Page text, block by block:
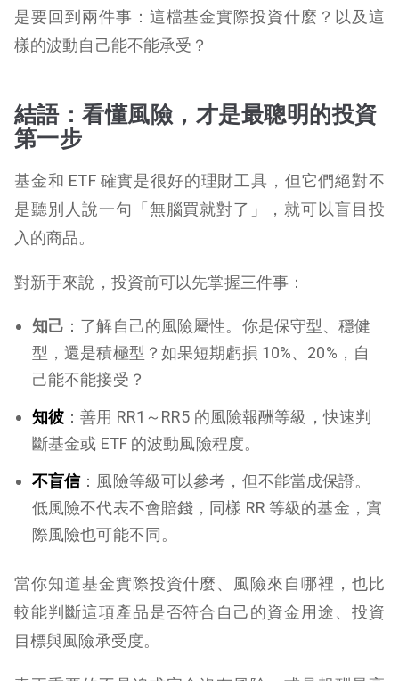
是要回到兩件事：這檔基金實際投資什麼？以及這
樣的波動自己能不能承受？
結語：看懂風險，才是最聰明的投資
第一步
基金和 ETF 確實是很好的理財工具，但它們絕對不
是聽別人說一句「無腦買就對了」，就可以盲目投
入的商品。
對新手來說，投資前可以先掌握三件事：
知己 ：了解自己的風險屬性。你是保守型、穩健
型，還是積極型？如果短期虧損 10%、20%，自
己能不能接受？
知彼 ：善用 RR1～RR5 的風險報酬等級，快速判
斷基金或 ETF 的波動風險程度。
不盲信：風險等級可以參考，但不能當成保證。
低風險不代表不會賠錢，同樣 RR 等級的基金，實
際風險也可能不同。
當你知道基金實際投資什麼、風險來自哪裡，也比
較能判斷這項產品是否符合自己的資金用途、投資
目標與風險承受度。